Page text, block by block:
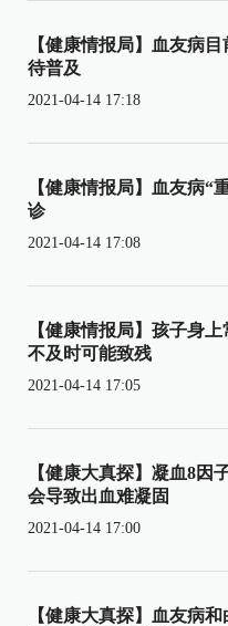
【健康情报局】血友病
待普及
2021-04-14 17:18
【健康情报局】血友病“
诊
2021-04-14 17:08
【健康情报局】孩子身
不及时可能致残
2021-04-14 17:05
【健康大真探】凝血8因
会导致出血难凝固
2021-04-14 17:00
【健康大真探】血友病